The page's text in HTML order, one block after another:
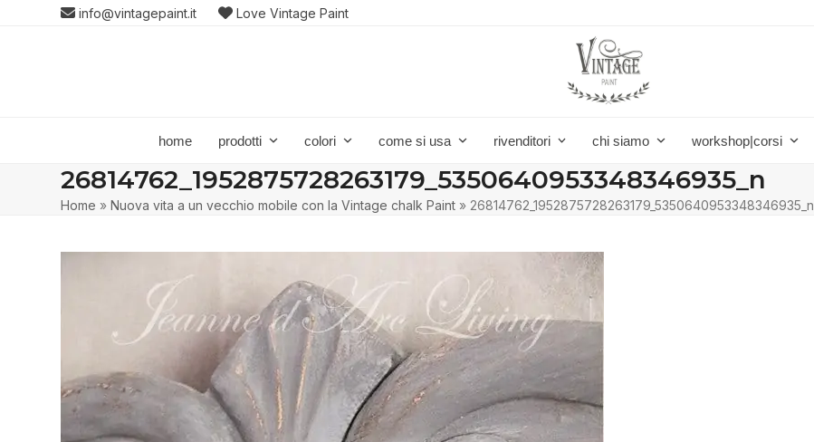
info@vintagepaint.it Love Vintage Paint
home prodotti colori come si usa rivenditori chi siamo workshop|corsi
26814762_1952875728263179_5350640953348346935_n
Home »Nuova vita a un vecchio mobile con la Vintage chalk Paint » 26814762_1952875728263179_5350640953348346935_n